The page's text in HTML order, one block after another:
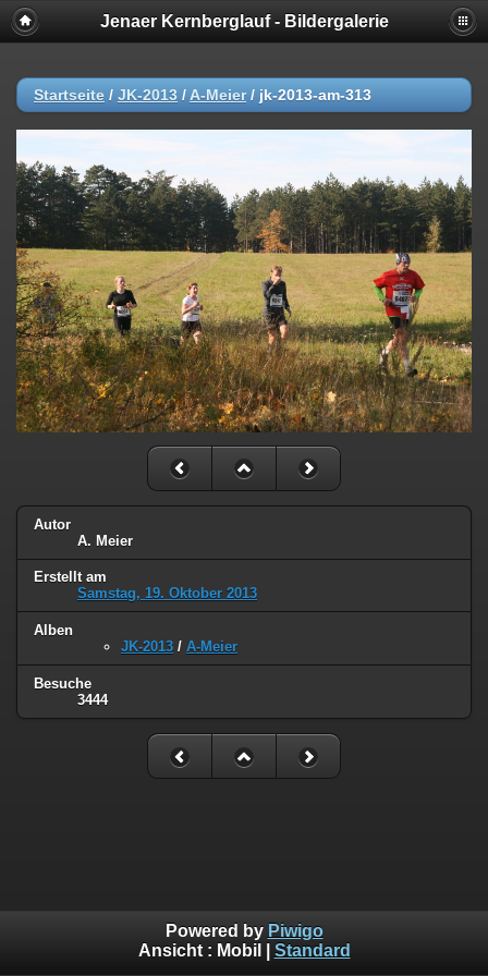
Jenaer Kernberglauf - Bildergalerie
Startseite / JK-2013 / A-Meier/ jk-2013-am-313
Autor
A. Meier
Erstellt am
Samstag, 19. Oktober 2013
Alben
JK-2013 / A-Meier
Besuche
3444
Powered by Piwigo
Ansicht : Mobil Standard